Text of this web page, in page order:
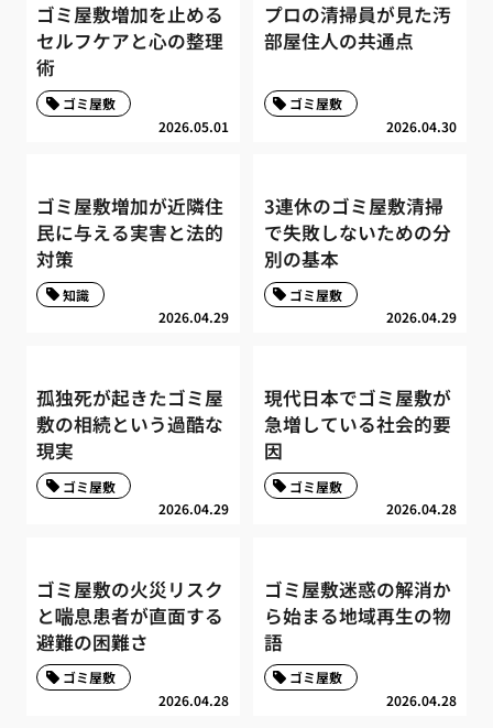
ゴミ屋敷増加を止める
セルフケアと心の整理
術
2026.05.01
ゴミ屋敷
プロの清掃員が見た汚
部屋住人の共通点
2026.04.30
ゴミ屋敷
ゴミ屋敷増加が近隣住
民に与える実害と法的
対策
2026.04.29
知識
3連休のゴミ屋敷清掃
で失敗しないための分
別の基本
2026.04.29
ゴミ屋敷
孤独死が起きたゴミ屋
敷の相続という過酷な
現実
2026.04.29
ゴミ屋敷
現代日本でゴミ屋敷が
急増している社会的要
因
2026.04.28
ゴミ屋敷
ゴミ屋敷の火災リスク
と喘息患者が直面する
避難の困難さ
2026.04.28
ゴミ屋敷
ゴミ屋敷迷惑の解消か
ら始まる地域再生の物
語
2026.04.28
ゴミ屋敷